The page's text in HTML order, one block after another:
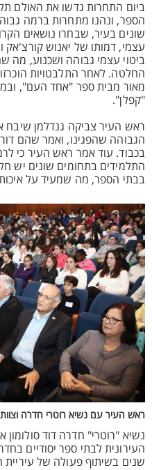
ביום התחרות גדשו את האולם
הספר, ונהנו מתחרות ברמה
שונים בעיר, שבחרו נושאים
עצמי, דמותו של יאנוש קורצ'אק
ביטוי עצמי גבוהה ושכנוע,
החלטה. לאחר התלבטויות
מאור מבית ספר "אחד העם",
"קפלן".
ראש העיר צביקה גנדלמן שיבח
הגבוהה שהפגינו, ואמר שהם
בכבוד. עוד אמר ראש העיר כי
התלמידים בתחומים שונים יש
בבתי הספר, מה שמעיד על
ראש העיר עם נשיא רוטרי חדרה
נשיא "רוטרי" חדרה דוד
העירונית לבתי ספר יסודיים
שנים בשיתוף פעולה של עיריית